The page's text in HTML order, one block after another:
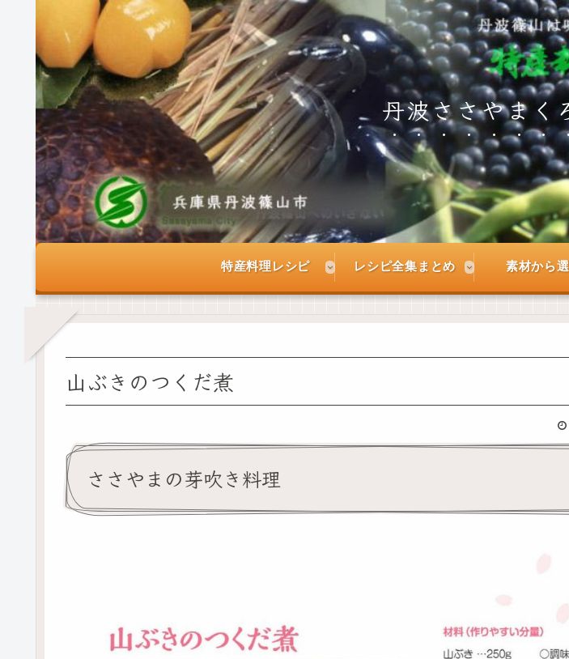
丹波ささやま
特産料理レシピ レシピ全集まとめ 素材から
山ぶきのつくだ煮
ささやまの芽吹き料理